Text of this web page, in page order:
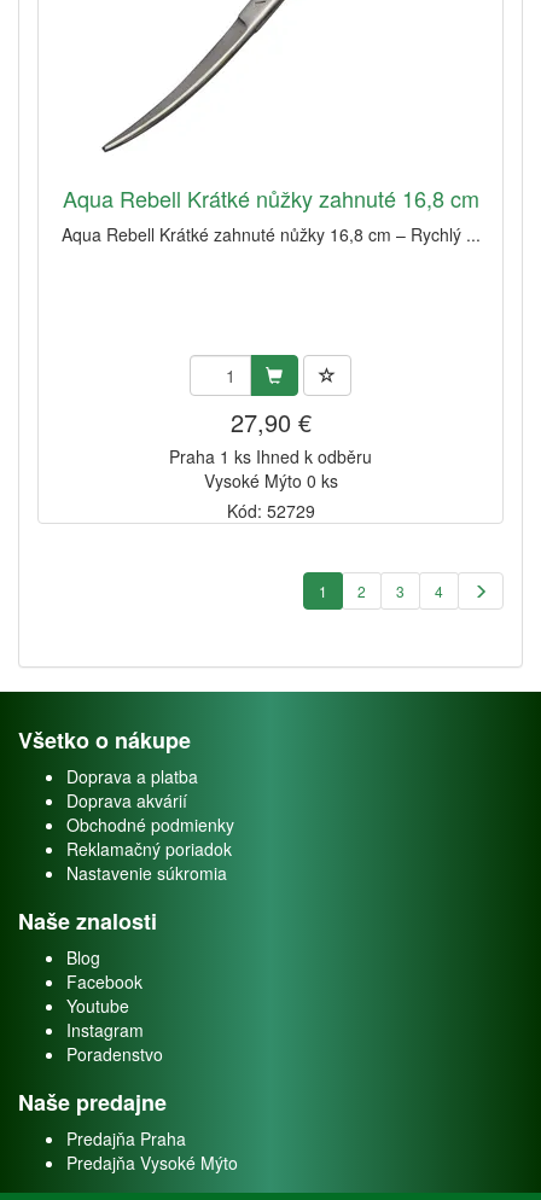
Aqua Rebell Krátké nůžky zahnuté 16,8 cm
Aqua Rebell Krátké zahnuté nůžky 16,8 cm – Rychlý ...
27,90 €
Praha 1 ks Ihned k odběru
Vysoké Mýto 0 ks
Kód: 52729
1 2 3 4
Všetko o nákupe
Doprava a platba
Doprava akvárií
Obchodné podmienky
Reklamačný poriadok
Nastavenie súkromia
Naše znalosti
Blog
Facebook
Youtube
Instagram
Poradenstvo
Naše predajne
Predajňa Praha
Predajňa Vysoké Mýto